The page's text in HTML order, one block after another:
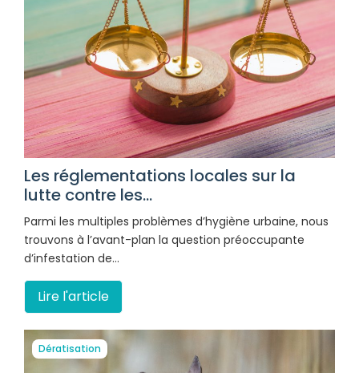
Les réglementations locales sur la
lutte contre les...
Parmi les multiples problèmes d’hygiène urbaine, nous
trouvons à l’avant-plan la question préoccupante
d’infestation de…
Lire l'article
Dératisation